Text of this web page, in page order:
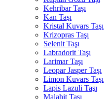
Kehribar Taşı
Kan Taşı
Kristal Kuvars Taşı
Krizopras Taşı
Selenit Taşı
Labradorit Taşı
Larimar Taşı
Leopar Jasper Taşı
Limon Kuvars Taşı
Lapis Lazuli Taşı
Malahit Taşı